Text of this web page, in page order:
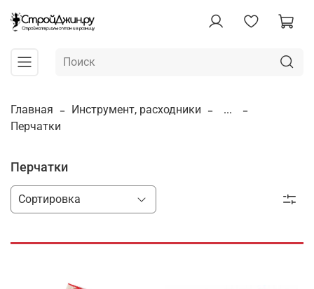
Главная Инструмент, расходники
...
Перчатки
Перчатки